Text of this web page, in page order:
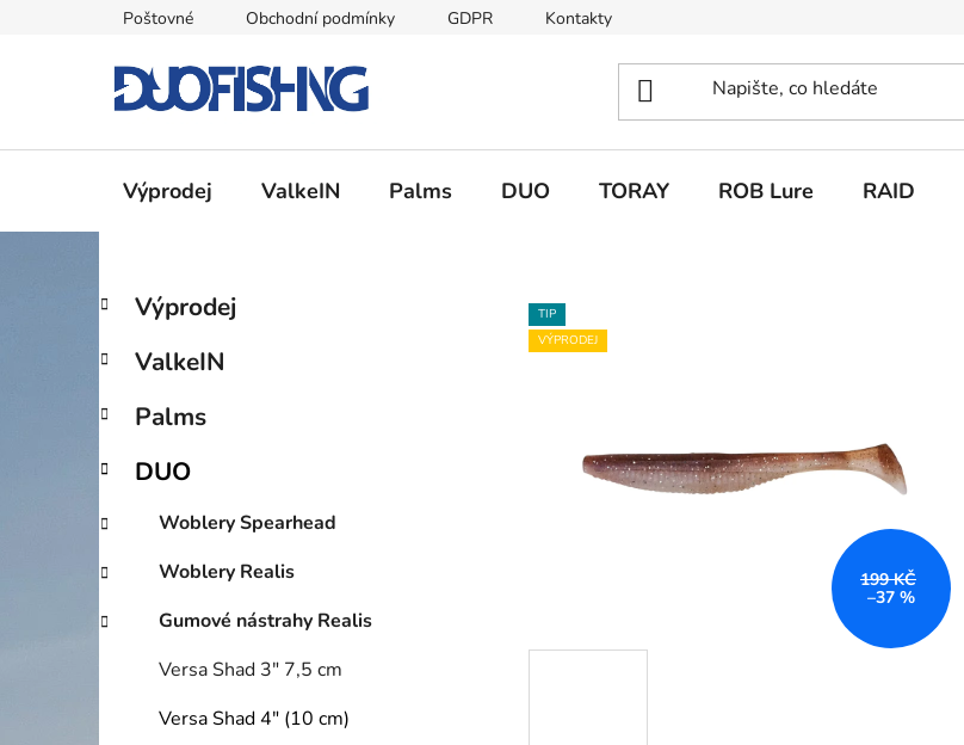
Poštovné Obchodní podmínky GDPR Kontakty
Výprodej ValkeIN Palms DUO TORAY ROB Lure RAID
P
s
r
n
n
í
p
n
Přeskočit
kategorie
K
a
e
o
i
Výprodej
ValkeIN
Palms
DUO
Woblery Spearhead
Woblery Realis
Gumové nástrahy Realis
Versa Shad 3" 7,5 cm
Versa Shad 4" (10 cm)
TIP
VÝPRODEJ
199 KČ
–37 %